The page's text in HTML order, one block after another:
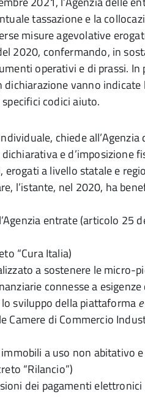
tassazione e la
misure agevolative
2020, confermando, in
operativi e di prassi. In
dichiarazione vanno indicate
codici aiuto.
chiede all’Agenzia
e d’imposizione
a livello statale e
l’istante, nel 2020, ha
entrate (articolo 25
“Cura Italia)
a sostenere le micro-
connesse a
sviluppo della piattaforma
Camere di Commercio
a uso non abitativo
“Rilancio”)
dei pagamenti